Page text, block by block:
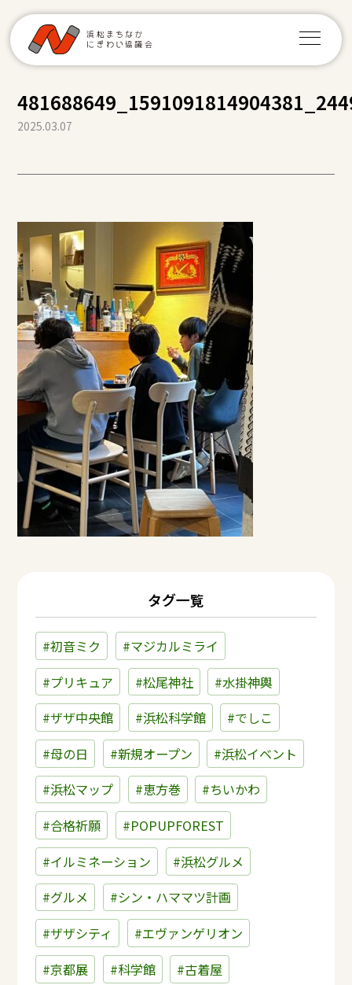
2025.03.07
タグ一覧
#初音ミク
#マジカルミライ
#プリキュア
#松尾神社
#水掛神輿
#ザザ中央館
#浜松科学館
#でしこ
#母の日
#新規オープン
#浜松イベント
#浜松マップ
#恵方巻
#ちいかわ
#合格祈願
#POPUPFOREST
#イルミネーション
#浜松グルメ
#グルメ
#シン・ハママツ計画
#ザザシティ
#エヴァンゲリオン
#京都展
#科学館
#古着屋